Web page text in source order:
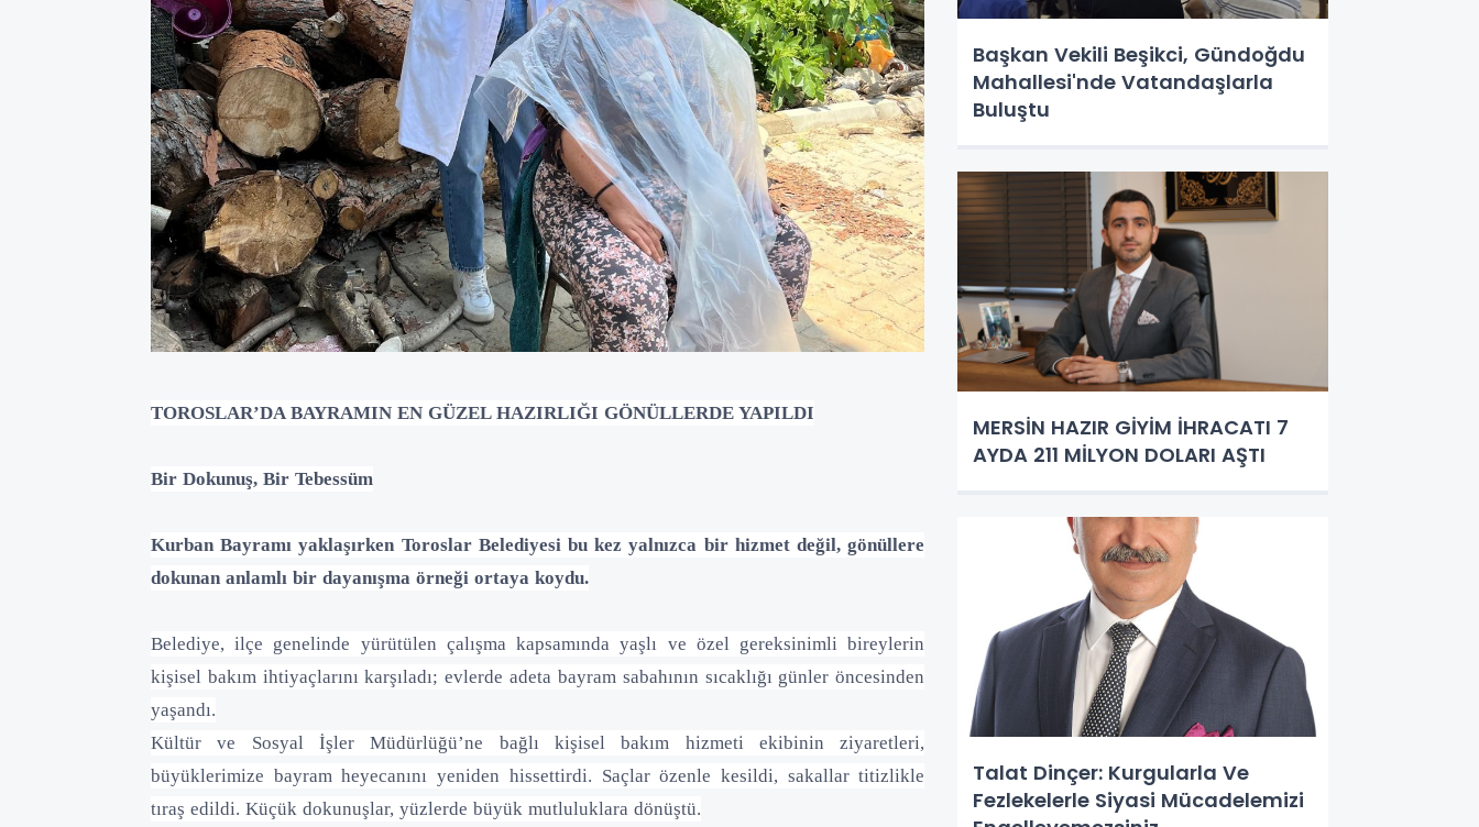
TOROSLAR’DA BAYRAMIN EN GÜZEL HAZIRLIĞI GÖNÜLLERDE YAPILDI
Bir Dokunuş, Bir Tebessüm
Kurban Bayramı yaklaşırken Toroslar Belediyesi bu kez yalnızca bir hizmet değil, gönüllere
dokunan anlamlı bir dayanışma örneği ortaya koydu.
Belediye, ilçe genelinde yürütülen çalışma kapsamında yaşlı ve özel gereksinimli bireylerin
kişisel bakım ihtiyaçlarını karşıladı; evlerde adeta bayram sabahının sıcaklığı günler öncesinden
yaşandı.
Kültür ve Sosyal İşler Müdürlüğü’ne bağlı kişisel bakım hizmeti ekibinin ziyaretleri,
büyüklerimize bayram heyecanını yeniden hissettirdi. Saçlar özenle kesildi, sakallar titizlikle
tıraş edildi. Küçük dokunuşlar, yüzlerde büyük mutluluklara dönüştü.
Başkan Vekili Beşikci, Gündoğdu
Mahallesi'nde Vatandaşlarla
Buluştu
MERSİN HAZIR GİYİM İHRACATI 7
AYDA 211 MİLYON DOLARI AŞTI
Talat Dinçer: Kurgularla Ve
Fezlekelerle Siyasi Mücadelemizi